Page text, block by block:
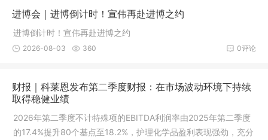
进博会｜进博倒计时！宣伟再赴进博之约
进博倒计时！宣伟再赴进博之约
0评论
2026-08-03 360
财报｜科莱恩发布第二季度财报：在市场波动环境下持续
取得稳健业绩
2026年第二季度不计特殊项的EBITDA利润率由2025年第二季度
的17.4%提升80个基点至18.2%，护理化学品盈利表现强劲，充分